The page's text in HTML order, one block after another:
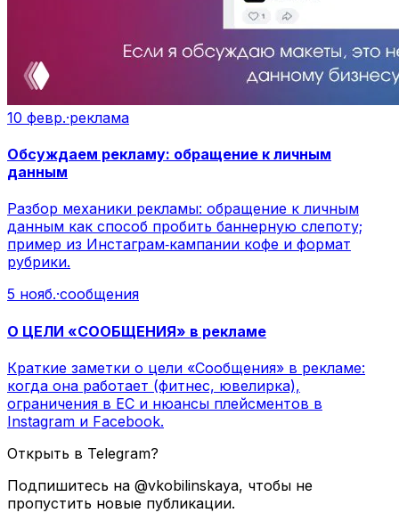
10 февр.·реклама
Обсуждаем рекламу: обращение к личным
данным
Разбор механики рекламы: обращение к личным
данным как способ пробить баннерную слепоту;
пример из Инстаграм‑кампании кофе и формат
рубрики.
5 нояб.·сообщения
О ЦЕЛИ «СООБЩЕНИЯ» в рекламе
Краткие заметки о цели «Сообщения» в рекламе:
когда она работает (фитнес, ювелирка),
ограничения в ЕС и нюансы плейсментов в
Instagram и Facebook.
Открыть в Telegram?
Подпишитесь на @vkobilinskaya, чтобы не
пропустить новые публикации.